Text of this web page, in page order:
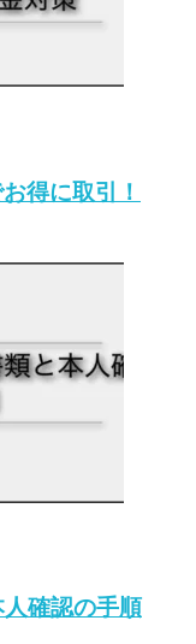
得に取引！
確認の手順